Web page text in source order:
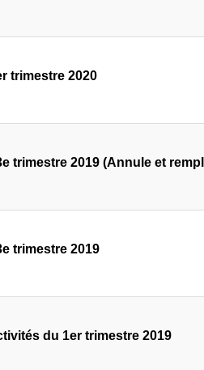
trimestre 2020
trimestre 2019 (Annule et
trimestre 2019
du 1er trimestre 2019